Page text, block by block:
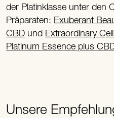
der Platinklasse unter den
Präparaten: Exuberant
CBD und Extraordinary
Platinum Essence plus
Unsere